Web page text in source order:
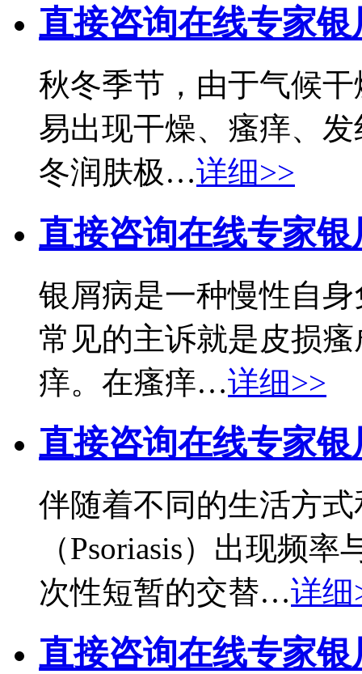
直接咨询在线专家银
秋冬季节，由于气候
易出现干燥、瘙痒、
冬润肤极…详细>>
直接咨询在线专家银
银屑病是一种慢性自
常见的主诉就是皮损
痒。在瘙痒…详细>>
直接咨询在线专家银
伴随着不同的生活方
（Psoriasis）出现频
次性短暂的交替…详细
直接咨询在线专家银